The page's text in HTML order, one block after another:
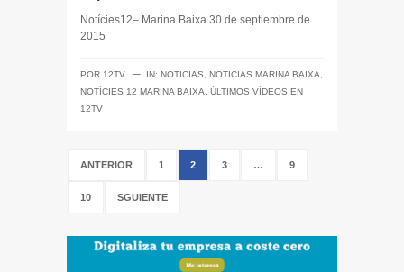
Notícies12– Marina Baixa 30 de septiembre de
2015
POR 12TV ─ IN: NOTICIAS NOTICIAS MARINA BAIXA
NOTÍCIES 12 MARINA BAIXA
ÚLTIMOS VÍDEOS EN
12TV
ANTERIOR 1 2 3 … 9
10 SGUIENTE